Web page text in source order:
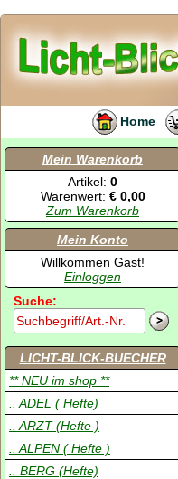
Home
Mein Warenkorb
Artikel: 0
Warenwert: € 0,00
Zum Warenkorb
Mein Konto
Willkommen Gast!
Einloggen
Suche:
LICHT-BLICK-BUECHER
** NEU im shop **
.. ADEL ( Hefte)
.. ARZT (Hefte )
.. ALPEN ( Hefte )
.. BERG (Hefte)